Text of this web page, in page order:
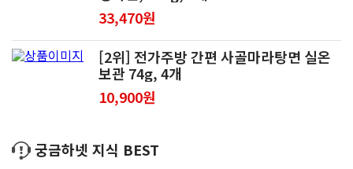
33,470원
[2위] 전가주방 간편 사골마라탕면 실온
보관 74g, 4개
10,900원
궁금하넷 지식 BEST